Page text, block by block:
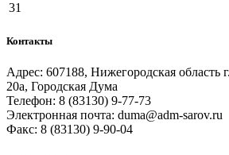
31
Контакты
Адрес: 607188, Нижегородская область
20а, Городская Дума
Телефон: 8 (83130) 9-77-73
Электронная почта: duma@adm-sarov.ru
Факс: 8 (83130) 9-90-04